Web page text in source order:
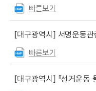
빠른보기
[대구광역시] 서명운동
빠른보기
[대구광역시] 『선거운동